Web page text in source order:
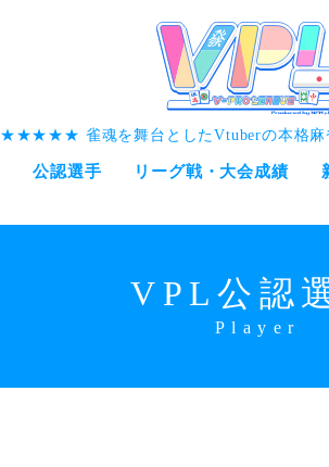
雀魂を舞台としたVtuberの本格
公認選手 リーグ戦・大会成績
VPL公認